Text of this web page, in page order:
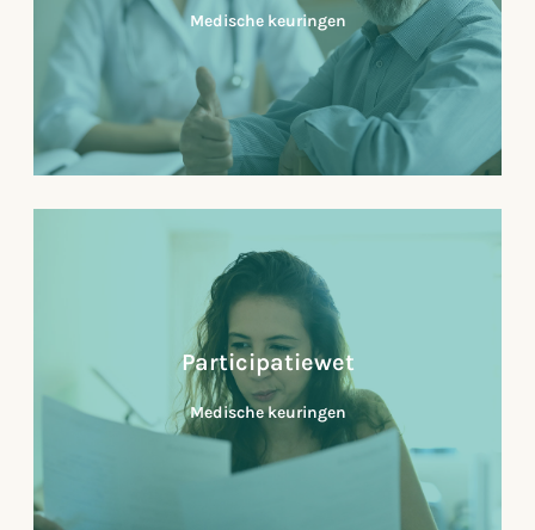
Lees verder
Medische keuringen
Wanneer de zelfredzaamheid en daarmee
maatschappelijke participatie van mensen
verslechterd, kunnen zij aanspraak maken op de
Wet Maatschappelijke Ondersteuning (WMO)...
Participatiewet
Medische keuringen